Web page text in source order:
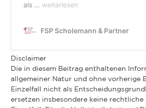
Disclaimer
Die in diesem Beitrag enthaltenen
allgemeiner Natur und ohne vorherige
Einzelfall nicht als
ersetzen insbesondere keine rechtliche